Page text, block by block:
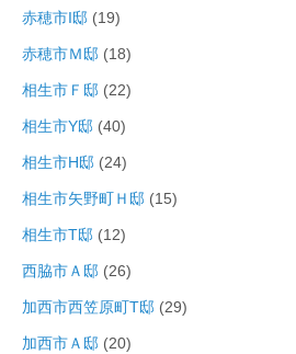
赤穂市I邸 (19)
赤穂市Ｍ邸 (18)
相生市Ｆ邸 (22)
相生市Y邸 (40)
相生市H邸 (24)
相生市矢野町Ｈ邸 (15)
相生市T邸 (12)
西脇市Ａ邸 (26)
加西市西笠原町T邸 (29)
加西市Ａ邸 (20)